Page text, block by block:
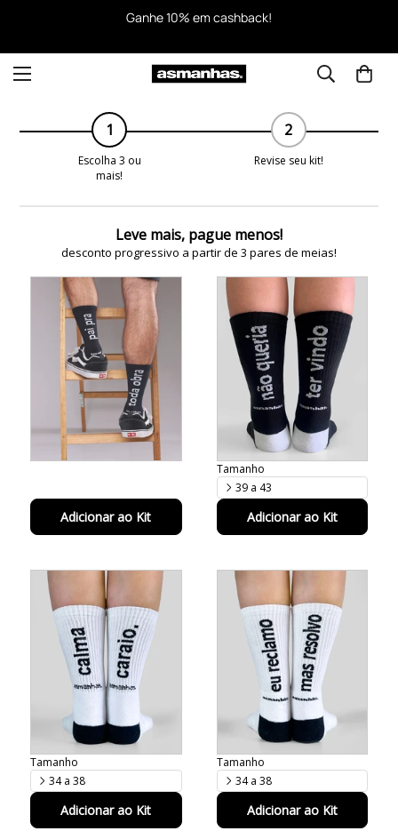
Ganhe 10% em cashback!
1
Escolha 3 ou
mais!
2
Revise seu kit!
Leve mais, pague menos!
desconto progressivo a partir de 3 pares de meias!
Adicionar ao Kit
Tamanho
39 a 43
Adicionar ao Kit
Tamanho
34 a 38
Adicionar ao Kit
Tamanho
34 a 38
Adicionar ao Kit